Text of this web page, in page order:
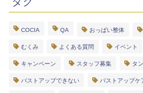
COCIA QA おっぱい整体
むくみ よくある質問 イベント
キャンペーン スタッフ募集 タ
バストアップできない バストアップケ